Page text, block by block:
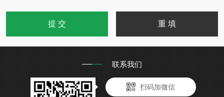
联系我们
扫码加微信